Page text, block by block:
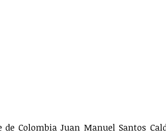
de Colombia Juan Manuel Santos